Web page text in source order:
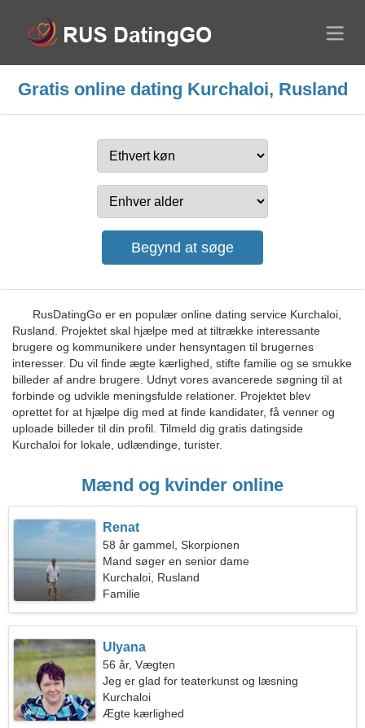
Gratis online dating Kurchaloi, Rusland
RusDatingGo er en populær online dating service Kurchaloi,
Rusland. Projektet skal hjælpe med at tiltrække interessante
brugere og kommunikere under hensyntagen til brugernes
interesser. Du vil finde ægte kærlighed, stifte familie og se smukke
billeder af andre brugere. Udnyt vores avancerede søgning til at
forbinde og udvikle meningsfulde relationer. Projektet blev
oprettet for at hjælpe dig med at finde kandidater, få venner og
uploade billeder til din profil. Tilmeld dig gratis datingside
Kurchaloi for lokale, udlændinge, turister.
Mænd og kvinder online
Renat
58 år gammel, Skorpionen
Mand søger en senior dame
Kurchaloi, Rusland
Familie
Ulyana
56 år, Vægten
Jeg er glad for teaterkunst og læsning
Kurchaloi
Ægte kærlighed